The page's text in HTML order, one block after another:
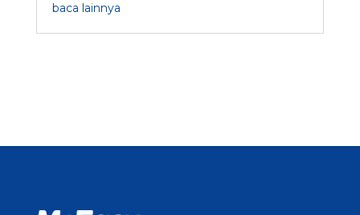
baca lainnya